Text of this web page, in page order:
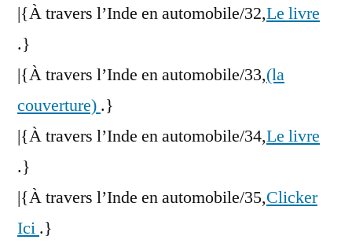
|{À travers l’Inde en automobile/32,Le livre
.}
|{À travers l’Inde en automobile/33,(la
couverture) .}
|{À travers l’Inde en automobile/34,Le livre
.}
|{À travers l’Inde en automobile/35,Clicker
Ici .}